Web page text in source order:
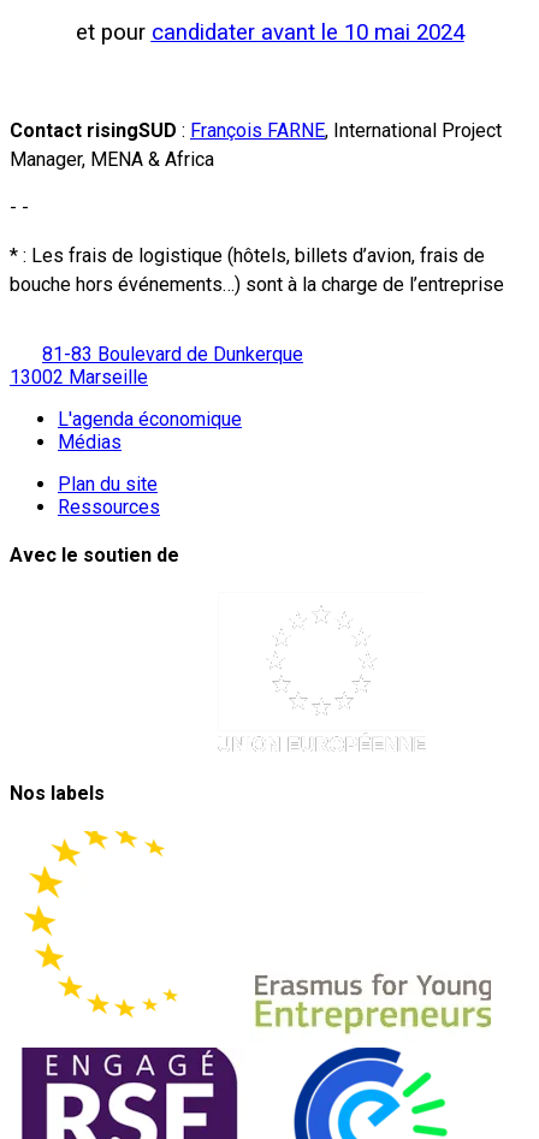
et pour candidater avant le 10 mai 2024
Contact risingSUD : François FARNE, International Project
Manager, MENA & Africa
- -
* : Les frais de logistique (hôtels, billets d’avion, frais de
bouche hors événements…) sont à la charge de l’entreprise
81-83 Boulevard de Dunkerque
13002 Marseille
L'agenda économique
Médias
Plan du site
Ressources
Avec le soutien de
Nos labels